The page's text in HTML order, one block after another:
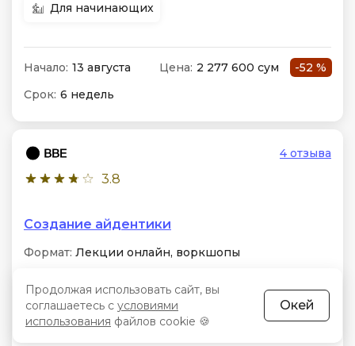
Для начинающих
Начало: 13 августа Цена: 2 277 600 сум
-52 %
Срок: 6 недель
3.8
4 отзыва
Создание айдентики
Формат: Лекции онлайн, воркшопы
шрифтовые системы, экспертная обратная связь
от героев индустрии из Ony и Shuka, разработка
сложной визуальной среды проекта
Продолжая использовать сайт, вы
соглашаетесь с условиями
использования файлов cookie 🍪
Окей